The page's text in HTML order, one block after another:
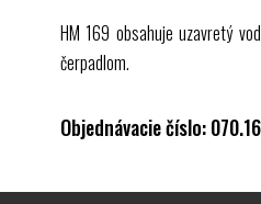
HM 169 obsahuje uzavretý
čerpadlom.
Objednávacie číslo: